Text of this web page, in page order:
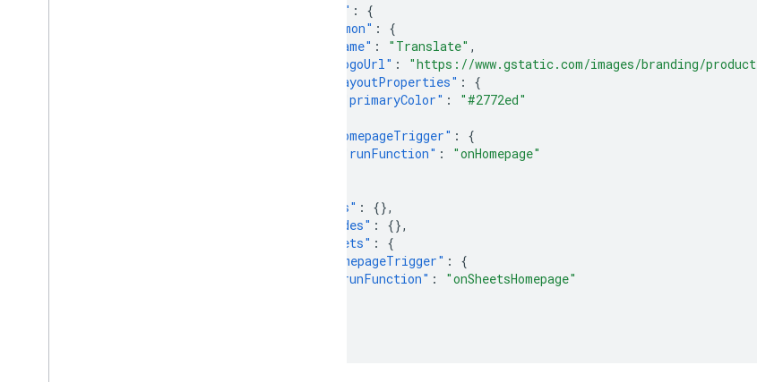
"addOns" :
{
"common" :
{
"name" : "Translate" ,
"logoUrl" : "https://www.gstatic.com/images/branding/
"layoutProperties" :
{
"primaryColor" :
"#2772ed"
"homepageTrigger" :
{
"runFunction" :
"onHomepage"
"docs" :
{},
"slides" :
{},
"sheets" :
{
"homepageTrigger" :
{
"runFunction" :
"onSheetsHomepage"